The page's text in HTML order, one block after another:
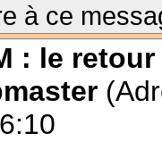
à ce
: le retour